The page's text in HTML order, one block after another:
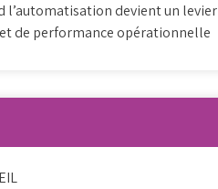
l’automatisation devient un levier
de performance opérationnelle